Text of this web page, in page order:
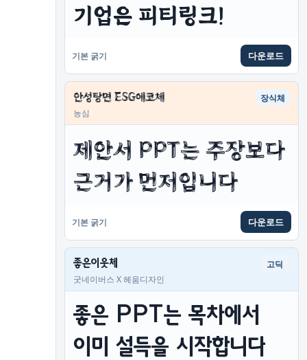
기업은 피티링크!
기본 굵기 다운로드
안성탕면 ESG에코체
농심
장식체
제안서 PPT는 주장보다
근거가 먼저입니다
기본 굵기 다운로드
좋은이웃체
굿네이버스 X 헤움디자인
고딕
좋은 PPT는 목차에서
이미 설득을 시작합니다